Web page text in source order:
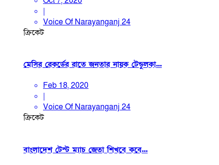
|
Voice Of Narayanganj 24
ক্রিকেট
মেসির রেকর্ডের রাতে জনতার নায়ক টেন্ডুলকা...
Feb 18, 2020
|
Voice Of Narayanganj 24
ক্রিকেট
বাংলাদেশ টেস্ট ম্যাচ জেতা শিখবে কবে...